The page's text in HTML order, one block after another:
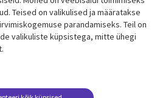
Tugi
Teised on valikulised ja määratakse
parandamiseks. Teil on
valikuliste küpsistega, mitte ühegi